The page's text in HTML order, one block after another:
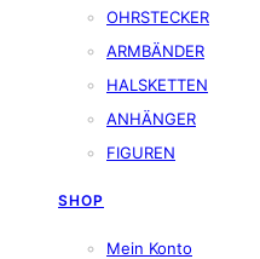
OHRSTECKER
ARMBÄNDER
HALSKETTEN
ANHÄNGER
FIGUREN
SHOP
Mein Konto